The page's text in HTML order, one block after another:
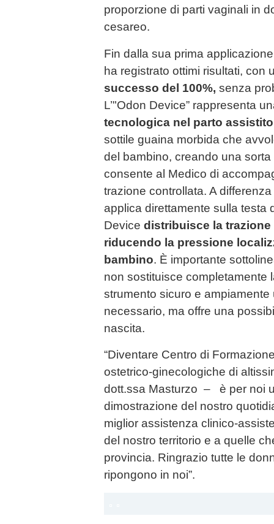
proporzione di parti vaginali in
cesareo.
Fin dalla sua prima
ha registrato ottimi risultati, con
successo del 100%, senza
L’"Odon Device” rappresenta
tecnologica nel parto assistito
sottile guaina morbida che
del bambino, creando una
consente al Medico di
trazione controllata. A
applica direttamente sulla testa
Device distribuisce la
riducendo la pressione
bambino. È importante
non sostituisce completamente
strumento sicuro e
necessario, ma offre una
nascita.
“Diventare Centro di
ostetrico-ginecologiche di
dott.ssa Masturzo – è per noi
dimostrazione del nostro
miglior assistenza clinico-
del nostro territorio e a quelle
provincia. Ringrazio tutte le
ripongono in noi”.